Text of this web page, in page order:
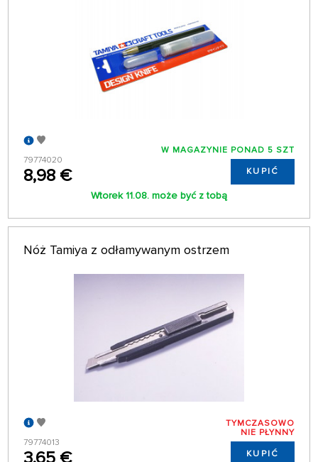
79774020
8,98 €
W MAGAZYNIE PONAD 5 SZT
KUPIĆ
Wtorek 11.08. może być z tobą
Nóż Tamiya z odłamywanym ostrzem
79774013
TYMCZASOWO
NIE PŁYNNY
KUPIĆ